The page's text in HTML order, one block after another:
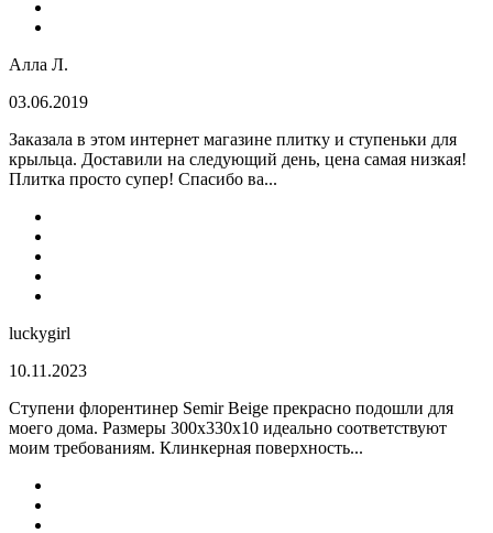
Алла Л.
03.06.2019
Заказала в этом интернет магазине плитку и ступеньки для
крыльца. Доставили на следующий день, цена самая низкая!
Плитка просто супер! Спасибо ва...
luckygirl
10.11.2023
Ступени флорентинер Semir Beige прекрасно подошли для
моего дома. Размеры 300х330х10 идеально соответствуют
моим требованиям. Клинкерная поверхность...